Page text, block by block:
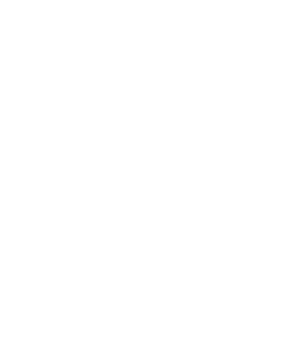
Arbeit und dem Arbeitstempo
sowie Änderungsanzeigen bei